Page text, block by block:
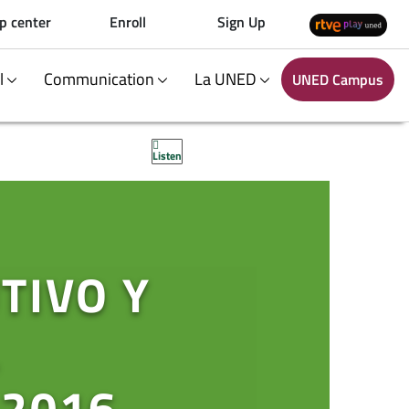
center Enroll Sign Up
Communication La UNED UNED Campus
Listen
Y